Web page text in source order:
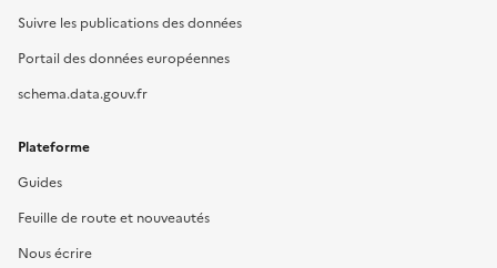
Suivre les publications des données
Portail des données européennes
schema.data.gouv.fr
Plateforme
Guides
Feuille de route et nouveautés
Nous écrire